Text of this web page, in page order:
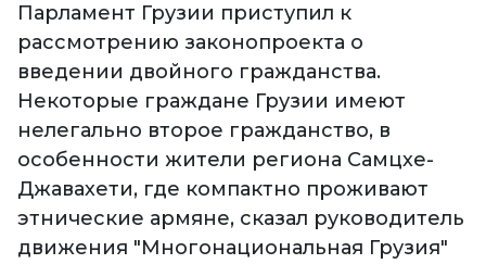
Парламент Грузии приступил к
рассмотрению законопроекта о
введении двойного гражданства.
Некоторые граждане Грузии имеют
нелегально второе гражданство, в
особенности жители региона Самцхе-
Джавахети, где компактно проживают
этнические армяне, сказал руководитель
движения "Многонациональная Грузия"